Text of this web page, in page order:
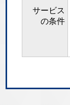
サービス
の条件